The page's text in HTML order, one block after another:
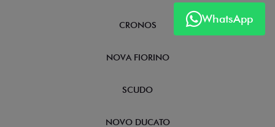
WhatsApp
CRONOS
NOVA FIORINO
SCUDO
NOVO DUCATO